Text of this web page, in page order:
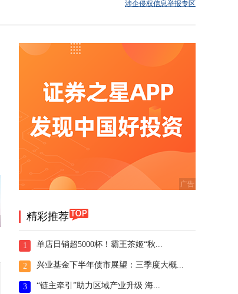
涉企侵权信息举报专区
精彩推荐
1 单店日销超5000杯！霸王茶姬“秋...
2 兴业基金下半年债市展望：三季度大概...
3 “链主牵引”助力区域产业升级 海...